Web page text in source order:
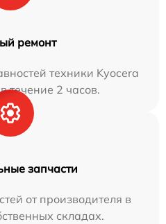
ремонт
техники Kyocera
течение 2 часов.
запчасти
от производителя в
складах.